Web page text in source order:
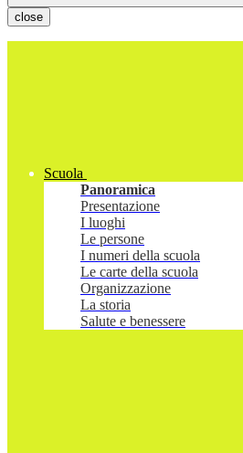
close
Scuola
Panoramica
Presentazione
I luoghi
Le persone
I numeri della scuola
Le carte della scuola
Organizzazione
La storia
Salute e benessere